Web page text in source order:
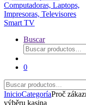
Buscar
Buscar
por:
0
Buscar
por:
InicioCategoríaProč
výběru kasina